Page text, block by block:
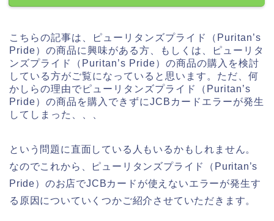
こちらの記事は、ピューリタンズプライド（Puritan’s
Pride）の商品に興味がある方、もしくは、ピューリタ
ンズプライド（Puritan’s Pride）の商品の購入を検討
している方がご覧になっていると思います。ただ、何
かしらの理由でピューリタンズプライド（Puritan’s
Pride）の商品を購入できずにJCBカードエラーが発生
してしまった、、、
という問題に直面している人もいるかもしれません。
なのでこれから、ピューリタンズプライド（Puritan’s
Pride）のお店でJCBカードが使えないエラーが発生す
る原因についていくつかご紹介させていただきます。